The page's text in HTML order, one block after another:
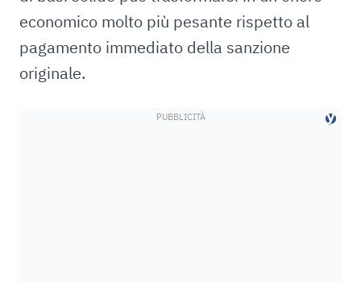
economico molto più pesante rispetto al
pagamento immediato della sanzione
originale.